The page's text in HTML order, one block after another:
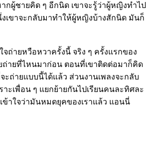
กผู้ชายคิด ๆ อีกนิด เขาจะรู้ว่าผู้หญิงทำไป
เขาจะกลับมาทำให้ผู้หญิงบ้างสักนิด มันก็
ถ่ายหวือหวาครั้งนี้ จริง ๆ ครั้งแรกของ
ถ่ายที่ไหนมาก่อน ตอนที่เขาติดต่อมาก็คิด
ะถ่ายแบบนี้ได้แล้ว ส่วนงานเพลงจะกลับ
าะเพื่อน ๆ แยกย้ายกันไปเรียนคนละทิศละ
าใจว่ามันหมดยุคของเราแล้ว แอนนี่